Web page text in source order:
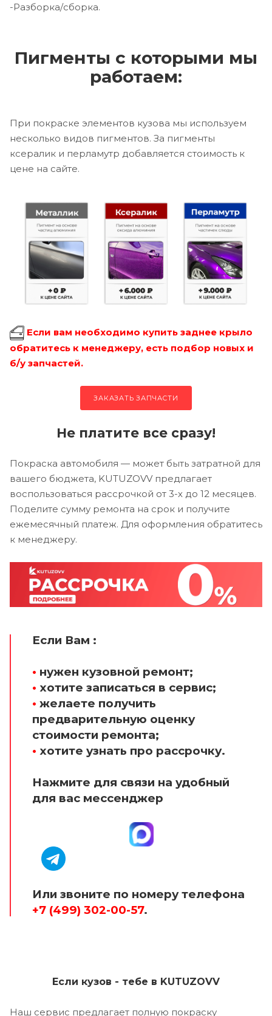
-Разборка/сборка.
Пигменты с которыми мы
работаем:
При покраске элементов кузова мы используем
несколько видов пигментов. За пигменты
ксералик и перламутр добавляется стоимость к
цене на сайте.
Если вам необходимо купить заднее крыло
обратитесь к менеджеру, есть подбор новых и
б/у запчастей.
ЗАКАЗАТЬ ЗАПЧАСТИ
Не платите все сразу!
Покраска автомобиля — может быть затратной для
вашего бюджета, KUTUZOVV предлагает
воспользоваться рассрочкой от 3-х до 12 месяцев.
Поделите сумму ремонта на срок и получите
ежемесячный платеж. Для оформления обратитесь
к менеджеру.
Если Вам :
• нужен кузовной ремонт;
• хотите записаться в сервис;
• желаете получить
предварительную оценку
стоимости ремонта;
• хотите узнать про рассрочку.
Нажмите для связи на удобный
для вас мессенджер
Или звоните по номеру телефона
+7 (499) 302-00-57.
Если кузов - тебе в KUTUZOVV
Наш сервис предлагает полную покраску